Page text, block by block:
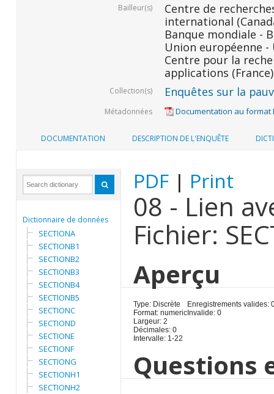
Bailleur(s)
Centre de
international
Banque mondiale -
Union européenne -
Centre pour la
applications
Collection(s) Enquêtes sur la
Métadonnées Documentation au format
DOCUMENTATION DESCRIPTION DE L'ENQUÊTE
Dictionnaire de données
SECTIONA
SECTIONB1
SECTIONB2
SECTIONB3
SECTIONB4
SECTIONB5
SECTIONC
SECTIOND
SECTIONE
SECTIONF
SECTIONG
SECTIONH1
SECTIONH2
PDF| Print
08 - Lien
Fichier:
Aperçu
Type: Discrète
Format: numeric
Largeur: 2
Décimales: 0
Intervalle: 1-22
Enregistrements valides:
Invalide: 0
Questions